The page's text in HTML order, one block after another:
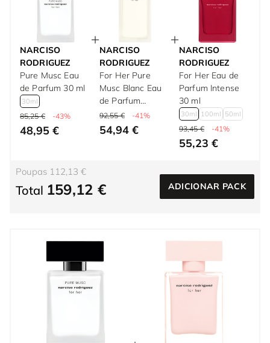
NARCISO
RODRIGUEZ
Pure Musc Eau
de Parfum 30 ml
30ml
85,25 € -43%
48,95 €
NARCISO
RODRIGUEZ
For Her Pure
Musc Blanc Eau
de Parfum
Intense 30 ml
92,55 € -41%
54,94 €
NARCISO
RODRIGUEZ
For Her Eau de
Parfum Intense
30 ml
30ml 100ml 50ml
93,45 € -41%
55,23 €
Poupas 112,13 €
Total 159,12 € ADICIONAR PACK